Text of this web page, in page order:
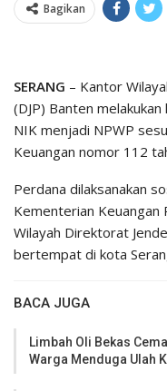
Bagikan
SERANG – Kantor
(DJP) Banten
NIK menjadi NPWP
Keuangan nomor 112
Perdana dilaksanakan
Kementerian
Wilayah Direktorat
bertempat di kota
BACA JUGA
Limbah Oli Bekas
Warga Menduga Ulah